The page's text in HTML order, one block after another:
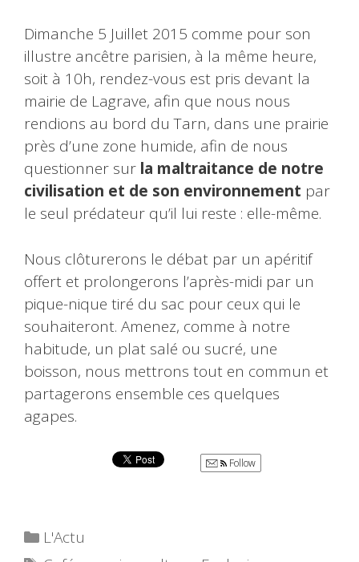
Dimanche 5 Juillet 2015 comme pour son
illustre ancêtre parisien, à la même heure,
soit à 10h, rendez-vous est pris devant la
mairie de Lagrave, afin que nous nous
rendions au bord du Tarn, dans une prairie
près d’une zone humide, afin de nous
questionner sur la maltraitance de notre
civilisation et de son environnement par
le seul prédateur qu’il lui reste : elle-même.
Nous clôturerons le débat par un apéritif
offert et prolongerons l’après-midi par un
pique-nique tiré du sac pour ceux qui le
souhaiteront. Amenez, comme à notre
habitude, un plat salé ou sucré, une
boisson, nous mettrons tout en commun et
partagerons ensemble ces quelques
agapes.
Follow
Catégories
L'Actu